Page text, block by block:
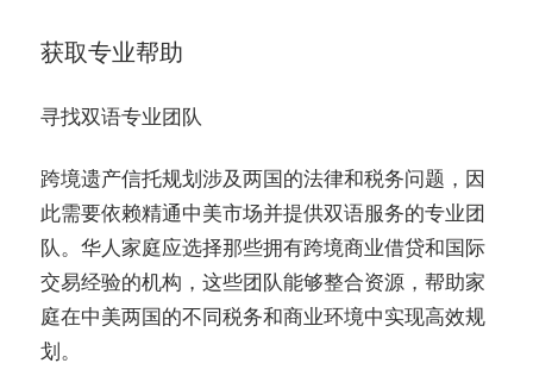
获取专业帮助
寻找双语专业团队
跨境遗产信托规划涉及两国的法律和税务问题，因
此需要依赖精通中美市场并提供双语服务的专业团
队。华人家庭应选择那些拥有跨境商业借贷和国际
交易经验的机构，这些团队能够整合资源，帮助家
庭在中美两国的不同税务和商业环境中实现高效规
划。